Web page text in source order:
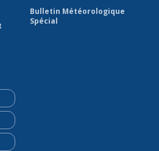
Bulletin Météorologique
Spécial